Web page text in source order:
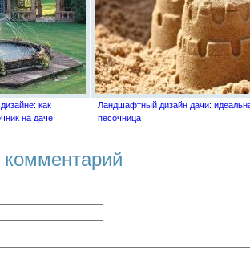
Ландшафтный дизайн дачи:
песочница
как
на даче